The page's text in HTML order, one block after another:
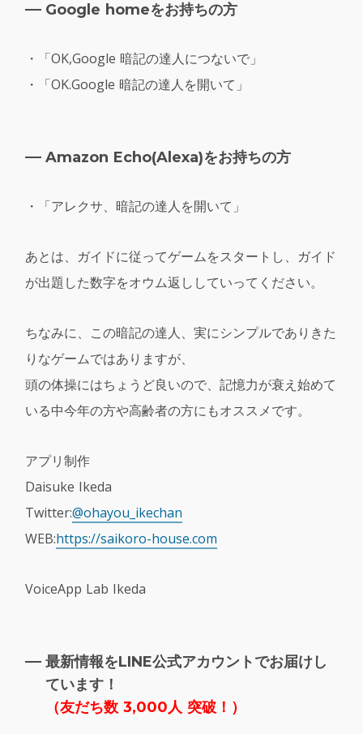
Google homeをお持ちの方
・「OK,Google 暗記の達人につないで」
・「OK.Google 暗記の達人を開いて」
Amazon Echo(Alexa)をお持ちの方
・「アレクサ、暗記の達人を開いて」
あとは、ガイドに従ってゲームをスタートし、ガイド
が出題した数字をオウム返ししていってください。
ちなみに、この暗記の達人、実にシンプルでありきた
りなゲームではありますが、
頭の体操にはちょうど良いので、記憶力が衰え始めて
いる中今年の方や高齢者の方にもオススメです。
アプリ制作
Daisuke Ikeda
Twitter:@ohayou_ikechan
WEB:https://saikoro-house.com
VoiceApp Lab Ikeda
最新情報をLINE公式アカウントでお届けし
ています！
（友だち数 3,000人 突破！）